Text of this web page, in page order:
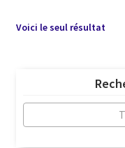
Voici le seul résultat